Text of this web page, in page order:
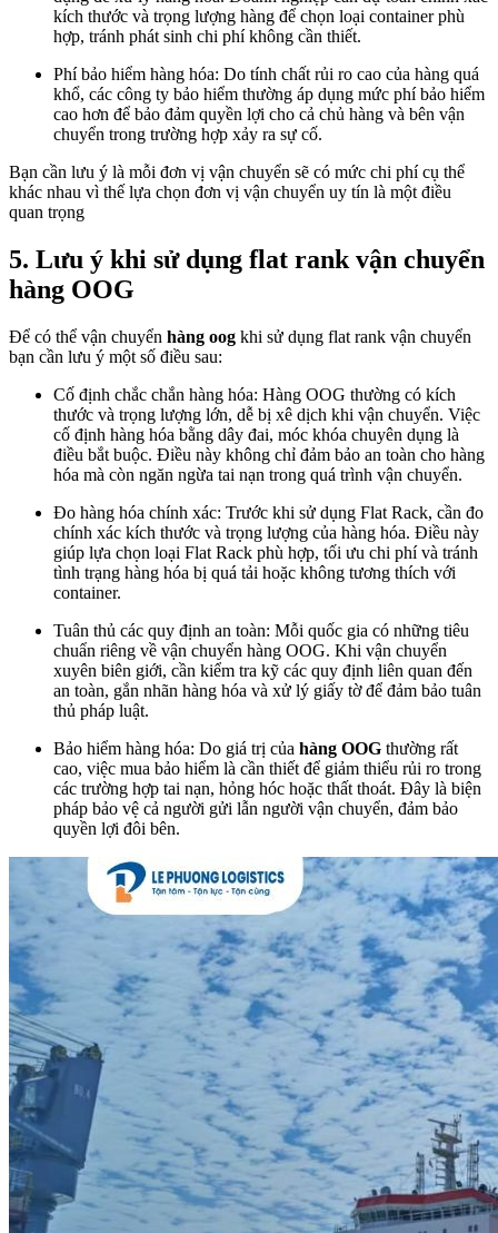
kích thước và trọng lượng hàng để chọn loại container phù
hợp, tránh phát sinh chi phí không cần thiết.
Phí bảo hiểm hàng hóa: Do tính chất rủi ro cao của hàng quá
khổ, các công ty bảo hiểm thường áp dụng mức phí bảo hiểm
cao hơn để bảo đảm quyền lợi cho cả chủ hàng và bên vận
chuyển trong trường hợp xảy ra sự cố.
Bạn cần lưu ý là mỗi đơn vị vận chuyển sẽ có mức chi phí cụ thể
khác nhau vì thế lựa chọn đơn vị vận chuyển uy tín là một điều
quan trọng
5. Lưu ý khi sử dụng flat rank vận chuyển
hàng OOG
Để có thể vận chuyển hàng oog khi sử dụng flat rank vận chuyển
bạn cần lưu ý một số điều sau:
Cố định chắc chắn hàng hóa: Hàng OOG thường có kích
thước và trọng lượng lớn, dễ bị xê dịch khi vận chuyển. Việc
cố định hàng hóa bằng dây đai, móc khóa chuyên dụng là
điều bắt buộc. Điều này không chỉ đảm bảo an toàn cho hàng
hóa mà còn ngăn ngừa tai nạn trong quá trình vận chuyển.
Đo hàng hóa chính xác: Trước khi sử dụng Flat Rack, cần đo
chính xác kích thước và trọng lượng của hàng hóa. Điều này
giúp lựa chọn loại Flat Rack phù hợp, tối ưu chi phí và tránh
tình trạng hàng hóa bị quá tải hoặc không tương thích với
container.
Tuân thủ các quy định an toàn: Mỗi quốc gia có những tiêu
chuẩn riêng về vận chuyển hàng OOG. Khi vận chuyển
xuyên biên giới, cần kiểm tra kỹ các quy định liên quan đến
an toàn, gắn nhãn hàng hóa và xử lý giấy tờ để đảm bảo tuân
thủ pháp luật.
Bảo hiểm hàng hóa: Do giá trị của hàng OOG thường rất
cao, việc mua bảo hiểm là cần thiết để giảm thiểu rủi ro trong
các trường hợp tai nạn, hỏng hóc hoặc thất thoát. Đây là biện
pháp bảo vệ cả người gửi lẫn người vận chuyển, đảm bảo
quyền lợi đôi bên.